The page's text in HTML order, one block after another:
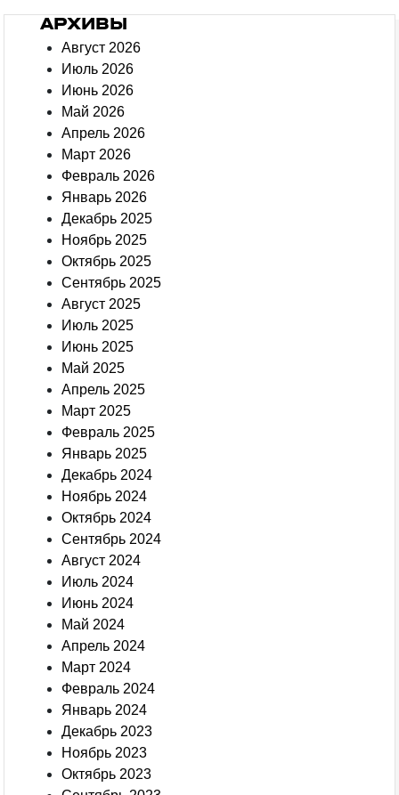
АРХИВЫ
Август 2026
Июль 2026
Июнь 2026
Май 2026
Апрель 2026
Март 2026
Февраль 2026
Январь 2026
Декабрь 2025
Ноябрь 2025
Октябрь 2025
Сентябрь 2025
Август 2025
Июль 2025
Июнь 2025
Май 2025
Апрель 2025
Март 2025
Февраль 2025
Январь 2025
Декабрь 2024
Ноябрь 2024
Октябрь 2024
Сентябрь 2024
Август 2024
Июль 2024
Июнь 2024
Май 2024
Апрель 2024
Март 2024
Февраль 2024
Январь 2024
Декабрь 2023
Ноябрь 2023
Октябрь 2023